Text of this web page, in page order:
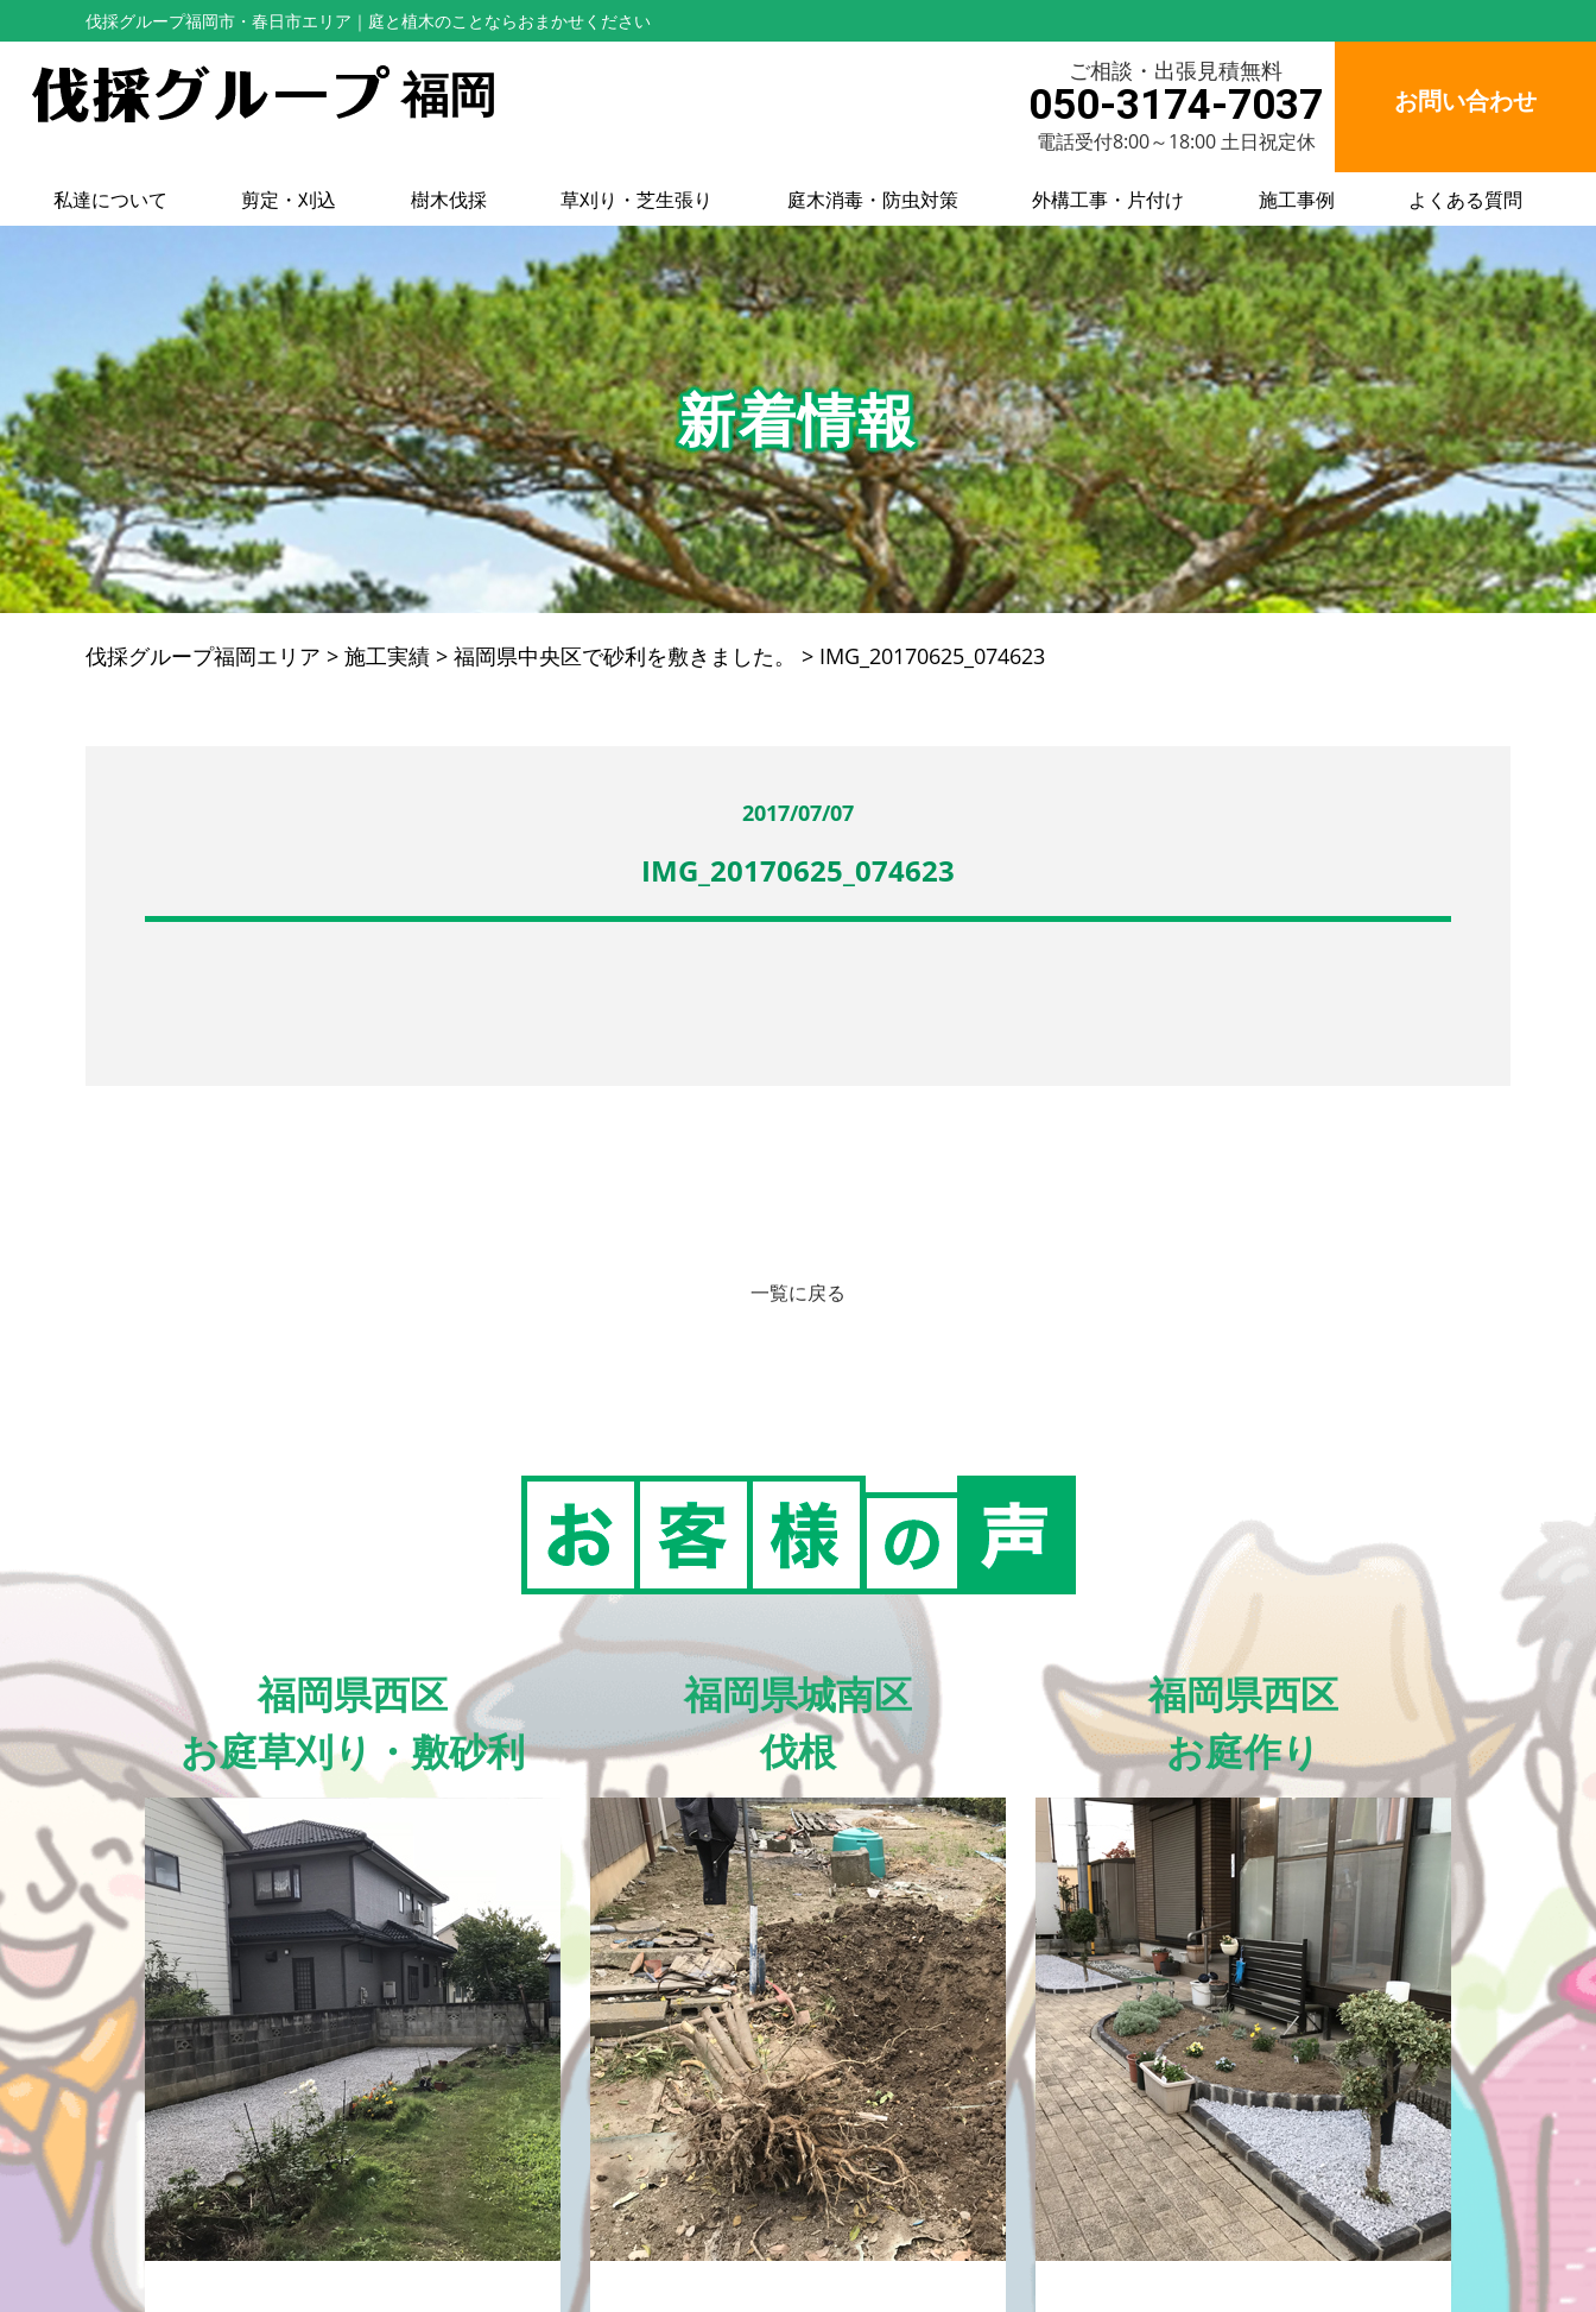
伐採グループ福岡市・春日市エリア ｜庭と植木のことならおまかせください
福岡 ご相談・出張見積無料
050-3174-7037
電話受付8:00～18:00 土日祝定休
お問い合わせ
私達について 剪定・刈込 樹木伐採 草刈り・芝生張り 庭木消毒・防虫対策 外構工事・片付け 施工事例 よくある質問
新着情報
伐採グループ福岡エリア > 施工実績 > 福岡県中央区で砂利を敷きました。 > IMG_20170625_074623
2017/07/07
IMG_20170625_074623
一覧に戻る
福岡県西区
お庭草刈り・敷砂利
福岡県城南区
伐根
福岡県西区
お庭作り